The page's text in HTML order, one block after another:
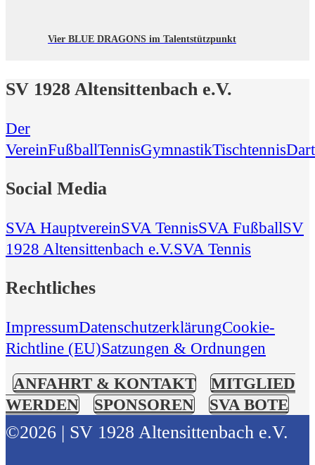
Vier BLUE DRAGONS im Talentstützpunkt
SV 1928 Altensittenbach e.V.
Der
VereinFußballTennisGymnastikTischtennis
Social Media
SVA HauptvereinSVA TennisSVA FußballSV
1928 Altensittenbach e.V.SVA Tennis
Rechtliches
ImpressumDatenschutzerklärungCookie-
Richtline (EU)Satzungen & Ordnungen
ANFAHRT & KONTAKT
MITGLIED
WERDEN
SPONSOREN SVA BOTE
©2026 | SV 1928 Altensittenbach e.V.